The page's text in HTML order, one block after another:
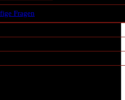
Fragen